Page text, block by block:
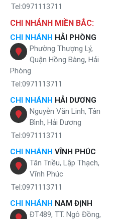
Tel:0971113711
CHI NHÁNH MIỀN BẮC:
CHI NHÁNH HẢI PHÒNG
Phường Thượng Lý,
Quận Hồng Bàng, Hải
Phòng
Tel:0971113711
CHI NHÁNH HẢI DƯƠNG
Nguyễn Văn Linh, Tân
Bình, Hải Dương
Tel:0971113711
CHI NHÁNH VĨNH PHÚC
Tân Triều, Lập Thạch,
Vĩnh Phúc
Tel:0971113711
CHI NHÁNH NAM ĐỊNH
ĐT489, TT. Ngô Đồng,